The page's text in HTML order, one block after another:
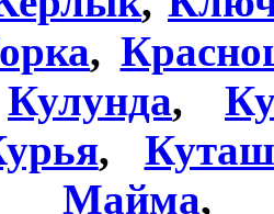
,
Кулунда,
, Куташ
Майма